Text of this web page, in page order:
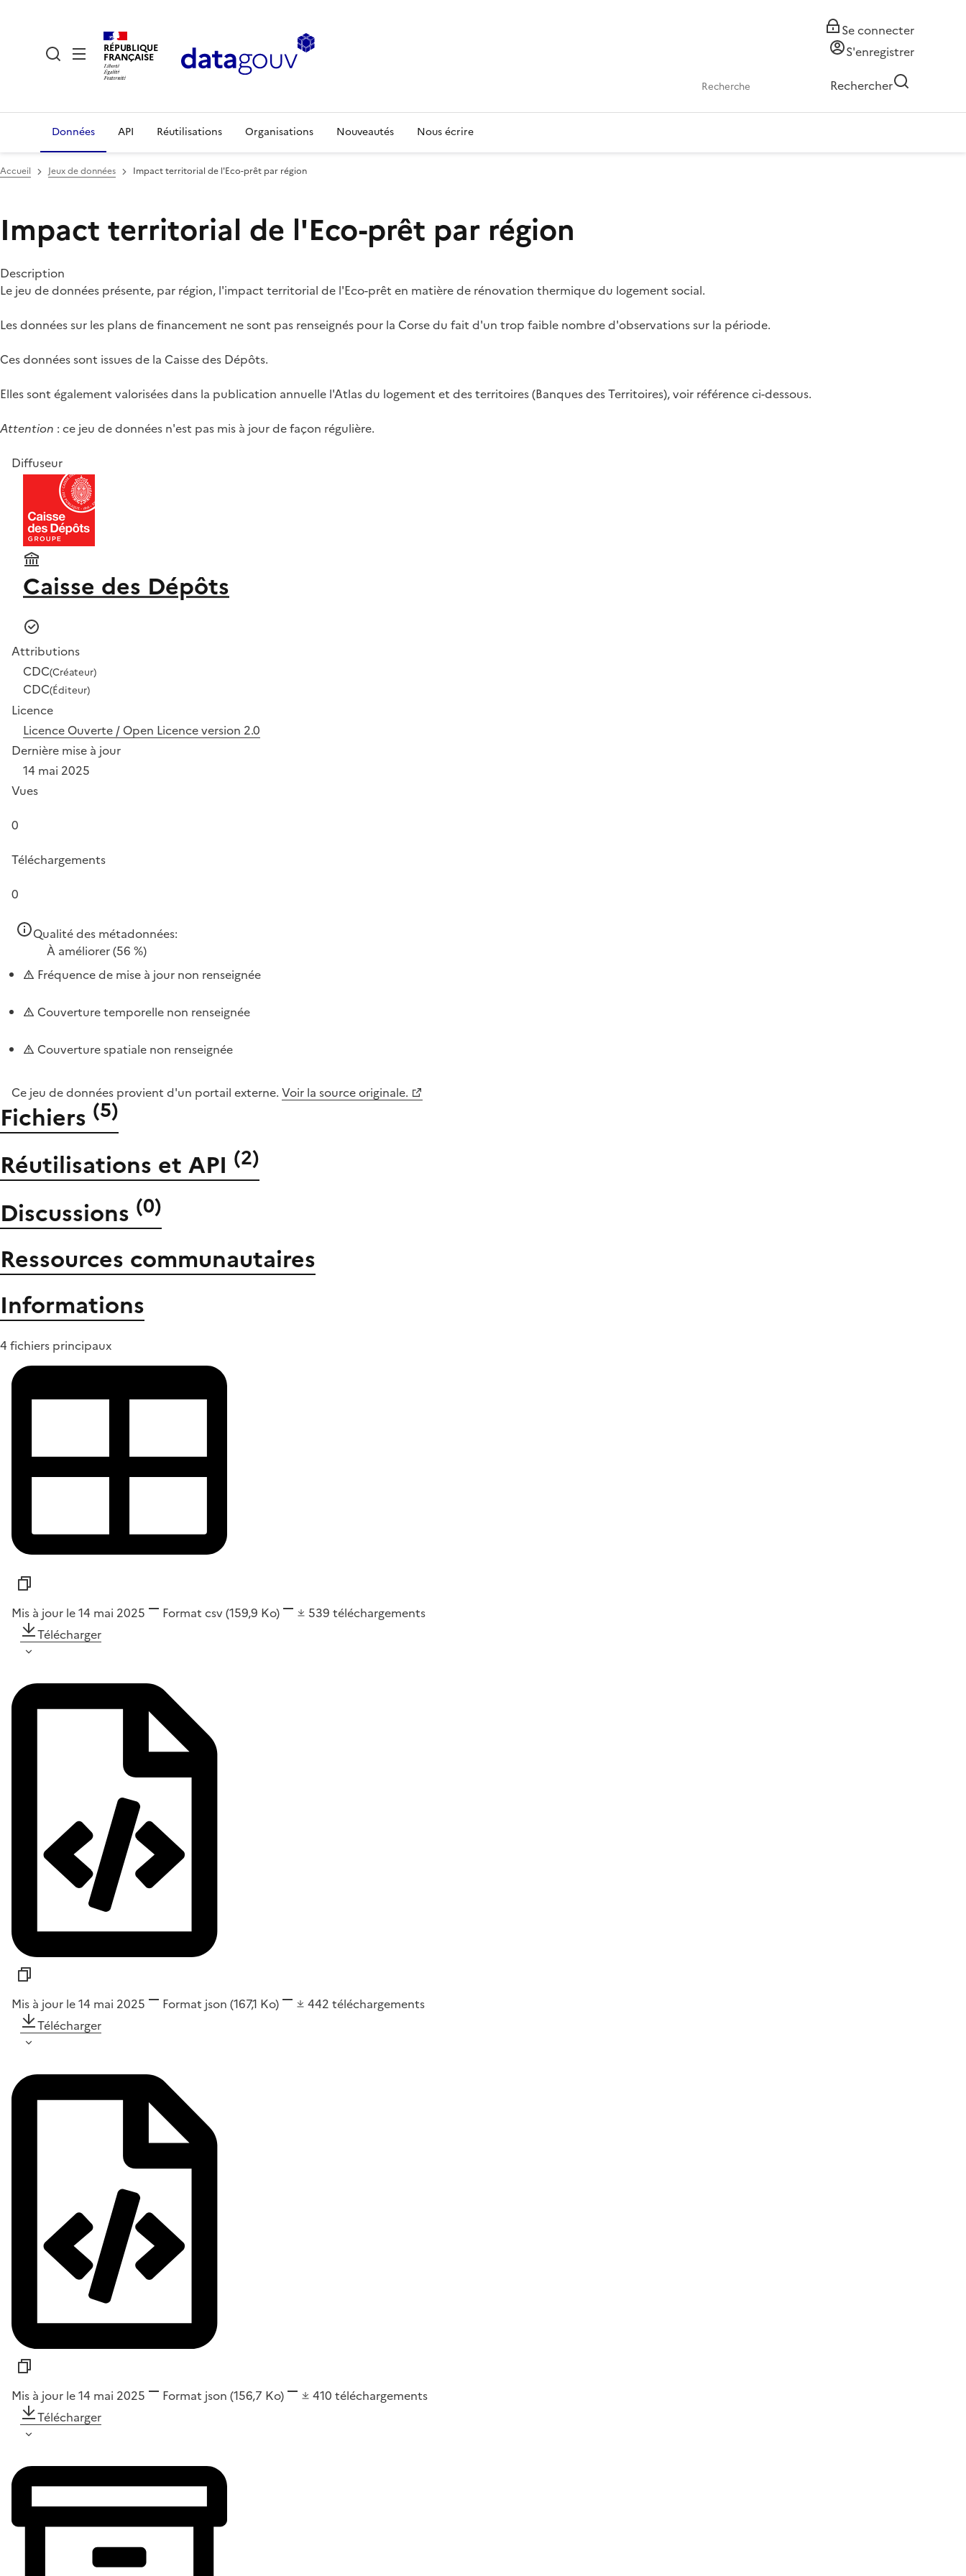
RÉPUBLIQUE
FRANÇAISE
Se connecter
S'enregistrer
Rechercher
Données API Réutilisations Organisations Nouveautés Nous écrire
Accueil Jeux de données Impact territorial de l'Eco-prêt par région
Impact territorial de l'Eco-prêt par région
Description
Le jeu de données présente, par région, l'impact territorial de l'Eco-prêt en matière de rénovation thermique du logement social.
Les données sur les plans de financement ne sont pas renseignés pour la Corse du fait d'un trop faible nombre d'observations sur la période.
Ces données sont issues de la Caisse des Dépôts.
Elles sont également valorisées dans la publication annuelle l'Atlas du logement et des territoires (Banques des Territoires), voir référence ci-dessous.
Attention : ce jeu de données n'est pas mis à jour de façon régulière.
Diffuseur
Caisse des Dépôts
Attributions
CDC(Créateur)
CDC(Éditeur)
Licence
Licence Ouverte / Open Licence version 2.0
Dernière mise à jour
14 mai 2025
Vues
0
Téléchargements
0
Qualité des métadonnées:
À améliorer(56 %)
Fréquence de mise à jour non renseignée
Couverture temporelle non renseignée
Couverture spatiale non renseignée
Ce jeu de données provient d'un portail externe. Voir la source originale.
Fichiers (5)
Réutilisations et API (2)
Discussions (0)
Ressources communautaires
Informations
4 fichiers principaux
Mis à jour le 14 mai 2025 Format csv(159,9 Ko) 539 téléchargements
Télécharger
Mis à jour le 14 mai 2025 Format json (167,1 Ko) 442 téléchargements
Télécharger
Mis à jour le 14 mai 2025 Format json (156,7 Ko) 410 téléchargements
Télécharger